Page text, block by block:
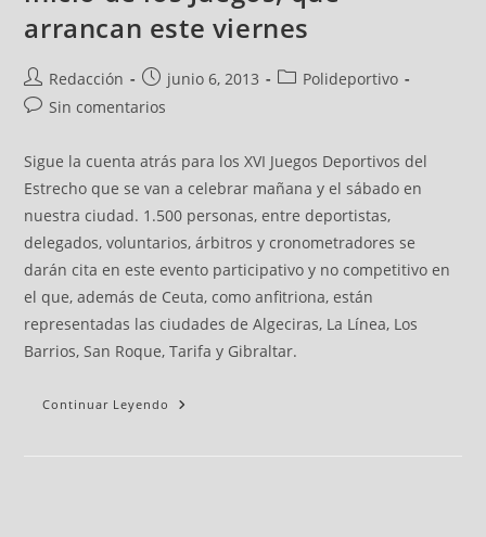
arrancan este viernes
Redacción junio 6, 2013
Polideportivo
Sin comentarios
Sigue la cuenta atrás para los XVI Juegos Deportivos del
Estrecho que se van a celebrar mañana y el sábado en
nuestra ciudad. 1.500 personas, entre deportistas,
delegados, voluntarios, árbitros y cronometradores se
darán cita en este evento participativo y no competitivo en
el que, además de Ceuta, como anfitriona, están
representadas las ciudades de Algeciras, La Línea, Los
Barrios, San Roque, Tarifa y Gibraltar.
Continuar Leyendo